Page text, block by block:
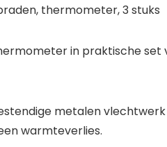
thermometer, 3 stuks
in praktische
metalen
warmteverlies.